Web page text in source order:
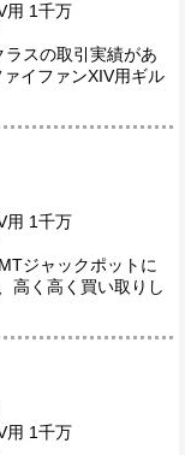
用 1千万
スの取引実績があ
イファンXIV用ギル
用 1千万
ジャックポットに
高く高く買い取りし
用 1千万